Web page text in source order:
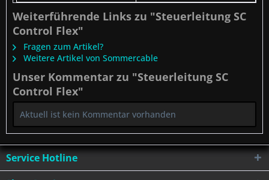
Weiterführende Links zu "Steuerleitung SC
Control Flex"
Fragen zum Artikel?
Weitere Artikel von Sommercable
Unser Kommentar zu "Steuerleitung SC
Control Flex"
Aktuell ist kein Kommentar vorhanden
Service Hotline